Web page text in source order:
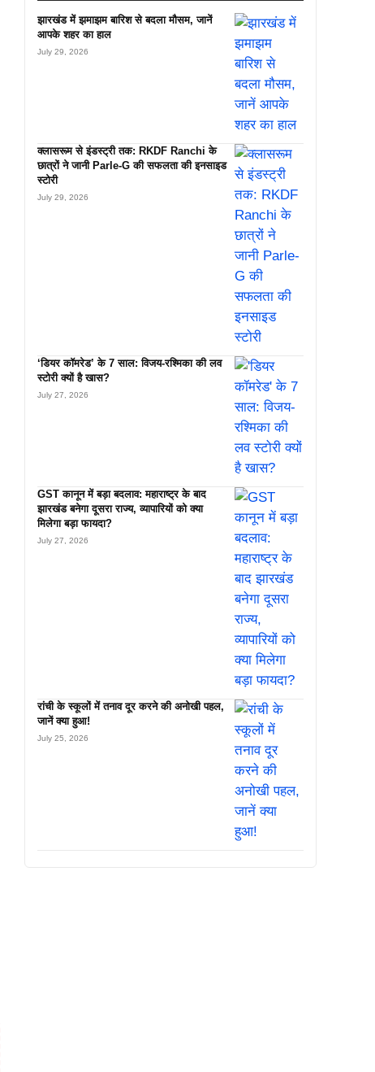
झारखंड में झमाझम बारिश से बदला मौसम, जानें
आपके शहर का हाल
July 29, 2026
क्लासरूम से इंडस्ट्री तक: RKDF Ranchi के
छात्रों ने जानी Parle-G की सफलता की इनसाइड
स्टोरी
July 29, 2026
‘डियर कॉमरेड’ के 7 साल: विजय-रश्मिका की लव
स्टोरी क्यों है खास?
July 27, 2026
GST कानून में बड़ा बदलाव: महाराष्ट्र के बाद
झारखंड बनेगा दूसरा राज्य, व्यापारियों को क्या
मिलेगा बड़ा फायदा?
July 27, 2026
रांची के स्कूलों में तनाव दूर करने की अनोखी पहल,
जानें क्या हुआ!
July 25, 2026